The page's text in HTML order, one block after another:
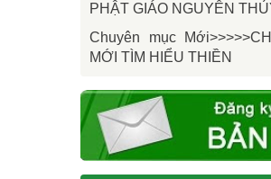
PHẬT GIÁO NGUYÊN
Chuyên mục
MỚI TÌM HIỂU THIỀN